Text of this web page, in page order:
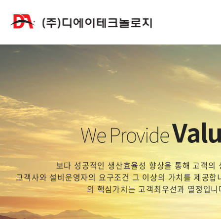
We Provide
보다 성공적인 생산효율성 향상을 통해 고객의
고객사와 설비운영자의 요구조건 그 이상의 가치를 제공
의 핵심가치는 고객최우선과 열정입니